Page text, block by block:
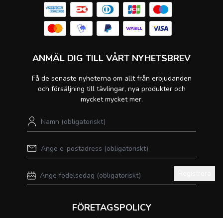
ANMÄL DIG TILL VÅRT NYHETSBREV
Få de senaste nyheterna om allt från erbjudanden
och försäljning till tävlingar, nya produkter och
mycket mycket mer.
FÖRETAGSPOLICY